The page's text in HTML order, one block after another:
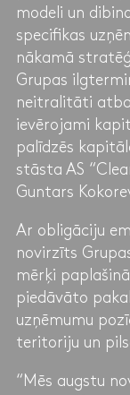
modeli un
specifikas
nākamā
Grupas
neitralitāti
ievērojami
palīdzēs
stāsta AS
Guntars
Ar obligāciju
novirzīts
mērķi
piedāvāto
uzņēmumu
teritoriju un
“Mēs augstu